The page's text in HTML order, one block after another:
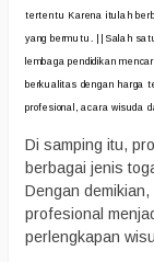
tertentu Karena itulah
yang bermutu. ||Salah
lembaga pendidikan mencari
berkualitas dengan harga
profesional, acara wisuda
Di samping itu,
berbagai jenis
Dengan
profesional
perlengkapan